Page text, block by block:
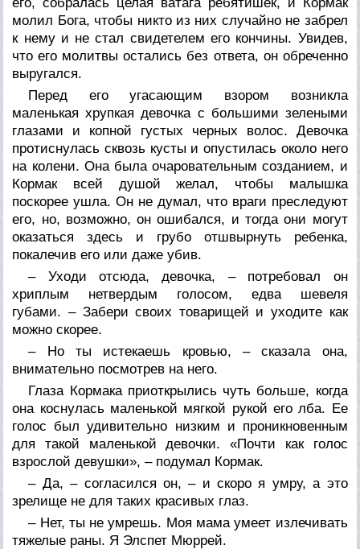
молил Бога, чтобы никто из них случайно не забрел
к нему и не стал свидетелем его кончины. Увидев,
что его молитвы остались без ответа, он обреченно
выругался.
Перед его угасающим взором возникла
маленькая хрупкая девочка с большими зелеными
глазами и копной густых черных волос. Девочка
протиснулась сквозь кусты и опустилась около него
на колени. Она была очаровательным созданием, и
Кормак всей душой желал, чтобы малышка
поскорее ушла. Он не думал, что враги преследуют
его, но, возможно, он ошибался, и тогда они могут
оказаться здесь и грубо отшвырнуть ребенка,
покалечив его или даже убив.
– Уходи отсюда, девочка, – потребовал он
хриплым нетвердым голосом, едва шевеля
губами. – Забери своих товарищей и уходите как
можно скорее.
– Но ты истекаешь кровью, – сказала она,
внимательно посмотрев на него.
Глаза Кормака приоткрылись чуть больше, когда
она коснулась маленькой мягкой рукой его лба. Ее
голос был удивительно низким и проникновенным
для такой маленькой девочки. «Почти как голос
взрослой девушки», – подумал Кормак.
– Да, – согласился он, – и скоро я умру, а это
зрелище не для таких красивых глаз.
– Нет, ты не умрешь. Моя мама умеет излечивать
тяжелые раны. Я Элспет Мюррей.